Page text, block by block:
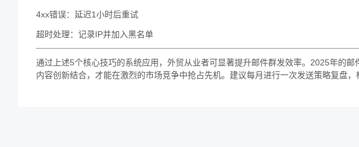
4xx错误：延迟1小时后重试
超时处理：记录IP并加入黑名单
通过上述5个核心技巧的系统应用，外贸从业者可显著提升邮件群发效率。2025年的
内容创新结合，才能在激烈的市场竞争中抢占先机。建议每月进行一次发送策略复盘，